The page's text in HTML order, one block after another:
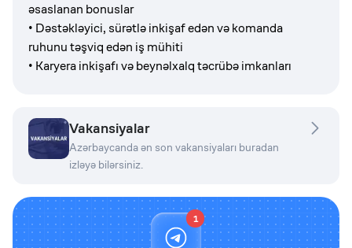
əsaslanan bonuslar
• Dəstəkləyici, sürətlə inkişaf edən və komanda
ruhunu təşviq edən iş mühiti
• Karyera inkişafı və beynəlxalq təcrübə imkanları
Vakansiyalar
Azərbaycanda ən son vakansiyaları buradan
izləyə bilərsiniz.
1